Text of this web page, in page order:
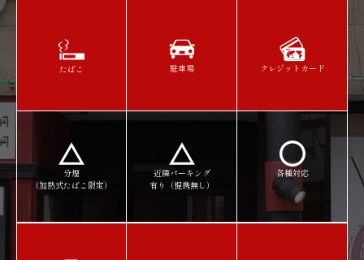
たばこ 駐車場 クレジットカード
分煙
（加熱式たばこ限定）
近隣パーキング
有り（提携無し）​​​​​​​
各種対応